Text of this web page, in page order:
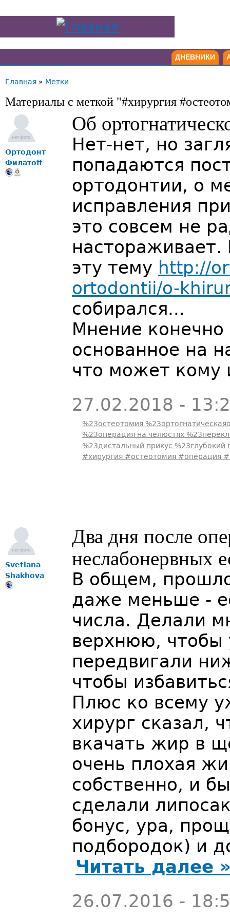
ДНЕВНИКИ
Главная » Метки
Материалы с меткой "#хирургия
Ортодонт
Филатоff
Об
Нет-нет, но
попадаются
ортодонтии, о
исправления
это совсем не
эту тему http://
ortodontii/o-
собирался...
Мнение
основанное на
что может кому
27.02.2018 -
%23остеотомия
%23операция на челюстях
%23дистальный прикус %23глубокий
#хирургия #остеотомия #операция
Svetlana
Shakhova
Два дня после
неслабонервных
В общем,
даже меньше -
числа. Делали
верхнюю, чтобы
передвигали
чтобы
Плюс ко всему
хирург сказал,
вкачать жир в
очень плохая
собственно, и
сделали
бонус, ура,
подбородок) и
Читать далее
26.07.2016 -